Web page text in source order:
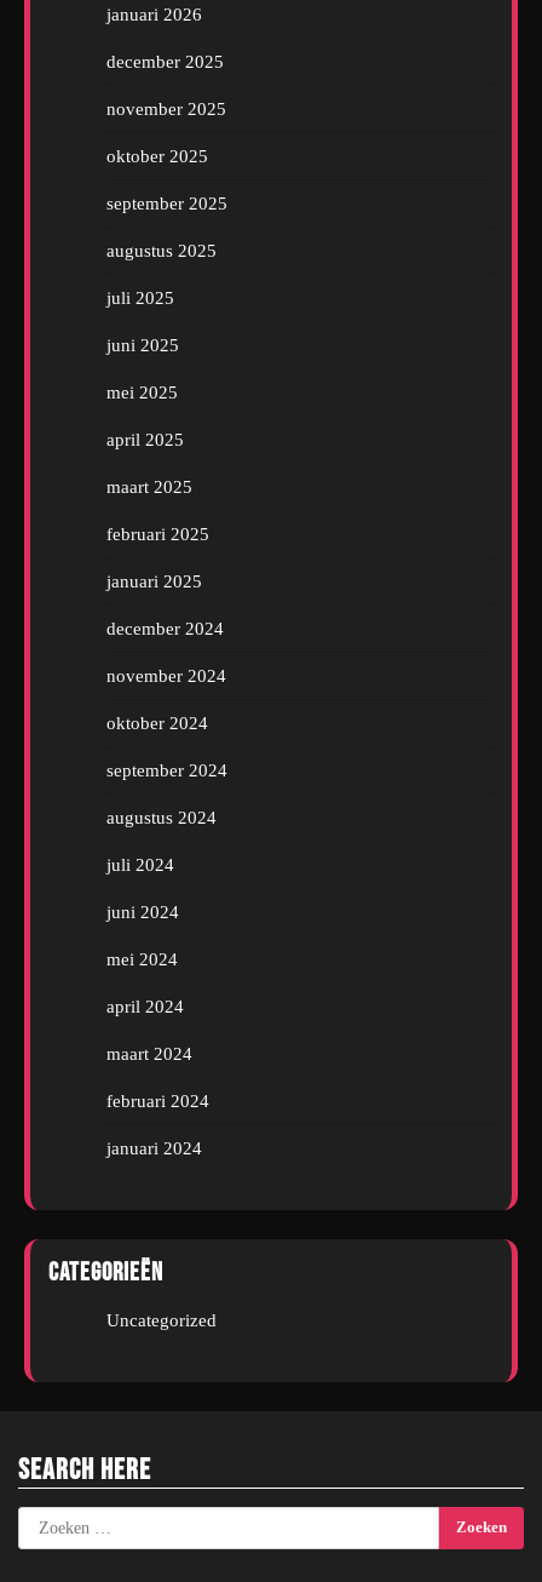
januari 2026
december 2025
november 2025
oktober 2025
september 2025
augustus 2025
juli 2025
juni 2025
mei 2025
april 2025
maart 2025
februari 2025
januari 2025
december 2024
november 2024
oktober 2024
september 2024
augustus 2024
juli 2024
juni 2024
mei 2024
april 2024
maart 2024
februari 2024
januari 2024
Categorieën
Uncategorized
Search Here
Zoeken
naar: